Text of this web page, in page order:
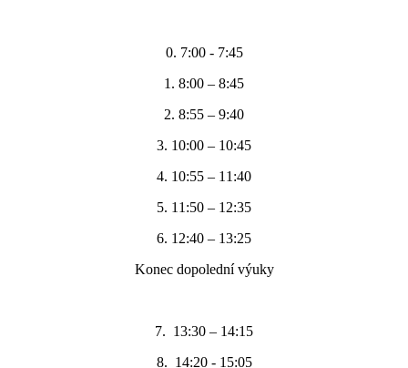
0. 7:00 - 7:45
1. 8:00 – 8:45
2. 8:55 – 9:40
3. 10:00 – 10:45
4. 10:55 – 11:40
5. 11:50 – 12:35
6. 12:40 – 13:25
Konec dopolední výuky
7. 13:30 – 14:15
8. 14:20 - 15:05